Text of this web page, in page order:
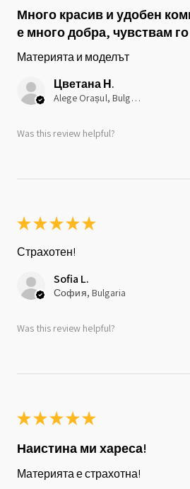
Много красив и удобен
е много добра, чувствам
Материята и моделът
Цветана Н.
Alege Orașul, Bulgaria
Was this review helpful?
★★★★★
Страхотен!
Sofia L.
София, Bulgaria
Was this review helpful?
★★★★★
Наистина ми хареса!
Материята е страхотна!